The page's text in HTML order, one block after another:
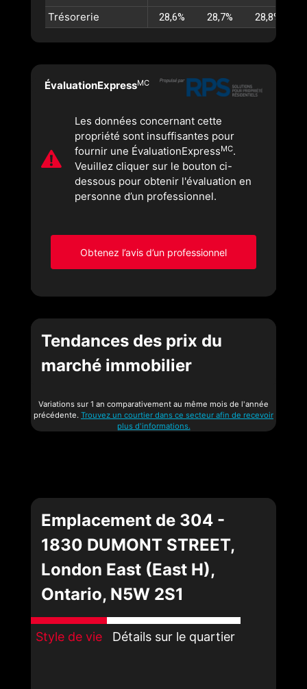
Trésorerie
28,6% 28,7% 28,8%
ÉvaluationExpressMC
Les données concernant cette
propriété sont insuffisantes pour
fournir une ÉvaluationExpressMC.
Veuillez cliquer sur le bouton ci-
dessous pour obtenir l'évaluation en
personne d’un professionnel.
Obtenez l’avis d’un professionnel
Tendances des prix du
marché immobilier
Variations sur 1 an comparativement au même mois de l'année
précédente. Trouvez un courtier dans ce secteur afin de recevoir
plus d'informations.
Emplacement de 304 -
1830 DUMONT STREET,
London East (East H),
Ontario, N5W 2S1
Style de vie Détails sur le quartier